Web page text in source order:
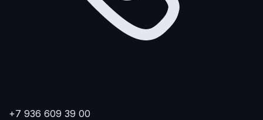
+7 936 609 39 00